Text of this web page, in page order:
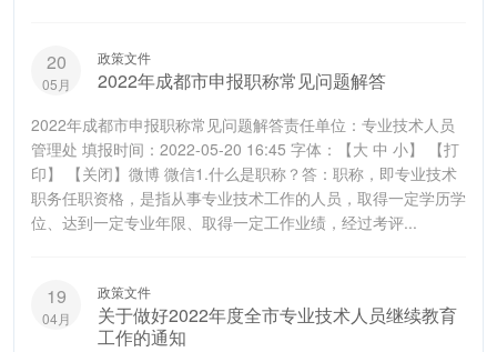
20
05月
政策文件
2022年成都市申报职称常见问题解答
2022年成都市申报职称常见问题解答责任单位：专业技术人员
管理处 填报时间：2022-05-20 16:45 字体：【大 中 小】 【打
印】 【关闭】微博 微信1.什么是职称？答：职称，即专业技术
职务任职资格，是指从事专业技术工作的人员，取得一定学历学
位、达到一定专业年限、取得一定工作业绩，经过考评...
19
04月
政策文件
关于做好2022年度全市专业技术人员继续教育
工作的通知